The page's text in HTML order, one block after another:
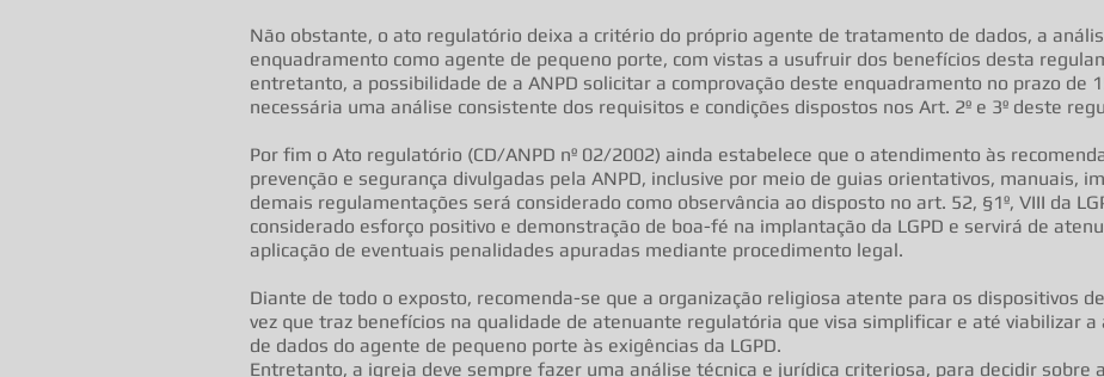
Não obstante, o ato regulatório deixa a critério do próprio agente de tratamento de dados, a
enquadramento como agente de pequeno porte, com vistas a usufruir dos benefícios desta
entretanto, a possibilidade de a ANPD solicitar a comprovação deste enquadramento no prazo de
necessária uma análise consistente dos requisitos e condições dispostos nos Art. 2º e 3º deste
Por fim o Ato regulatório (CD/ANPD nº 02/2002) ainda estabelece que o atendimento às
prevenção e segurança divulgadas pela ANPD, inclusive por meio de guias orientativos, manuais,
demais regulamentações será considerado como observância ao disposto no art. 52, §1º, VIII da
considerado esforço positivo e demonstração de boa-fé na implantação da LGPD e servirá de
aplicação de eventuais penalidades apuradas mediante procedimento legal.
Diante de todo o exposto, recomenda-se que a organização religiosa atente para os dispositivos
vez que traz benefícios na qualidade de atenuante regulatória que visa simplificar e até viabilizar
de dados do agente de pequeno porte às exigências da LGPD.
Entretanto, a igreja deve sempre fazer uma análise técnica e jurídica criteriosa, para decidir sobre